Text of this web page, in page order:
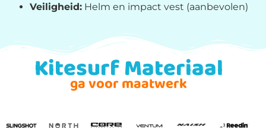
Veiligheid: Helm en impact vest (aanbevolen)
Kitesurf Materiaal
ga voor maatwerk